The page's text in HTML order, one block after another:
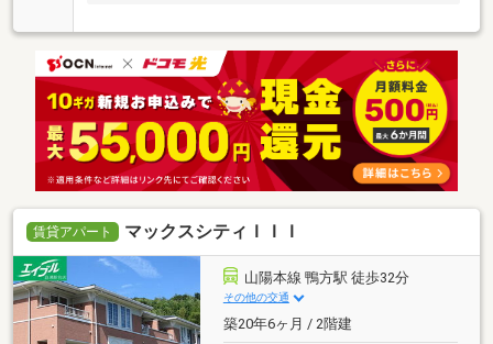
賃貸アパート マックスシティＩＩＩ
山陽本線 鴨方駅 徒歩32分
その他の交通
築20年6ヶ月 / 2階建